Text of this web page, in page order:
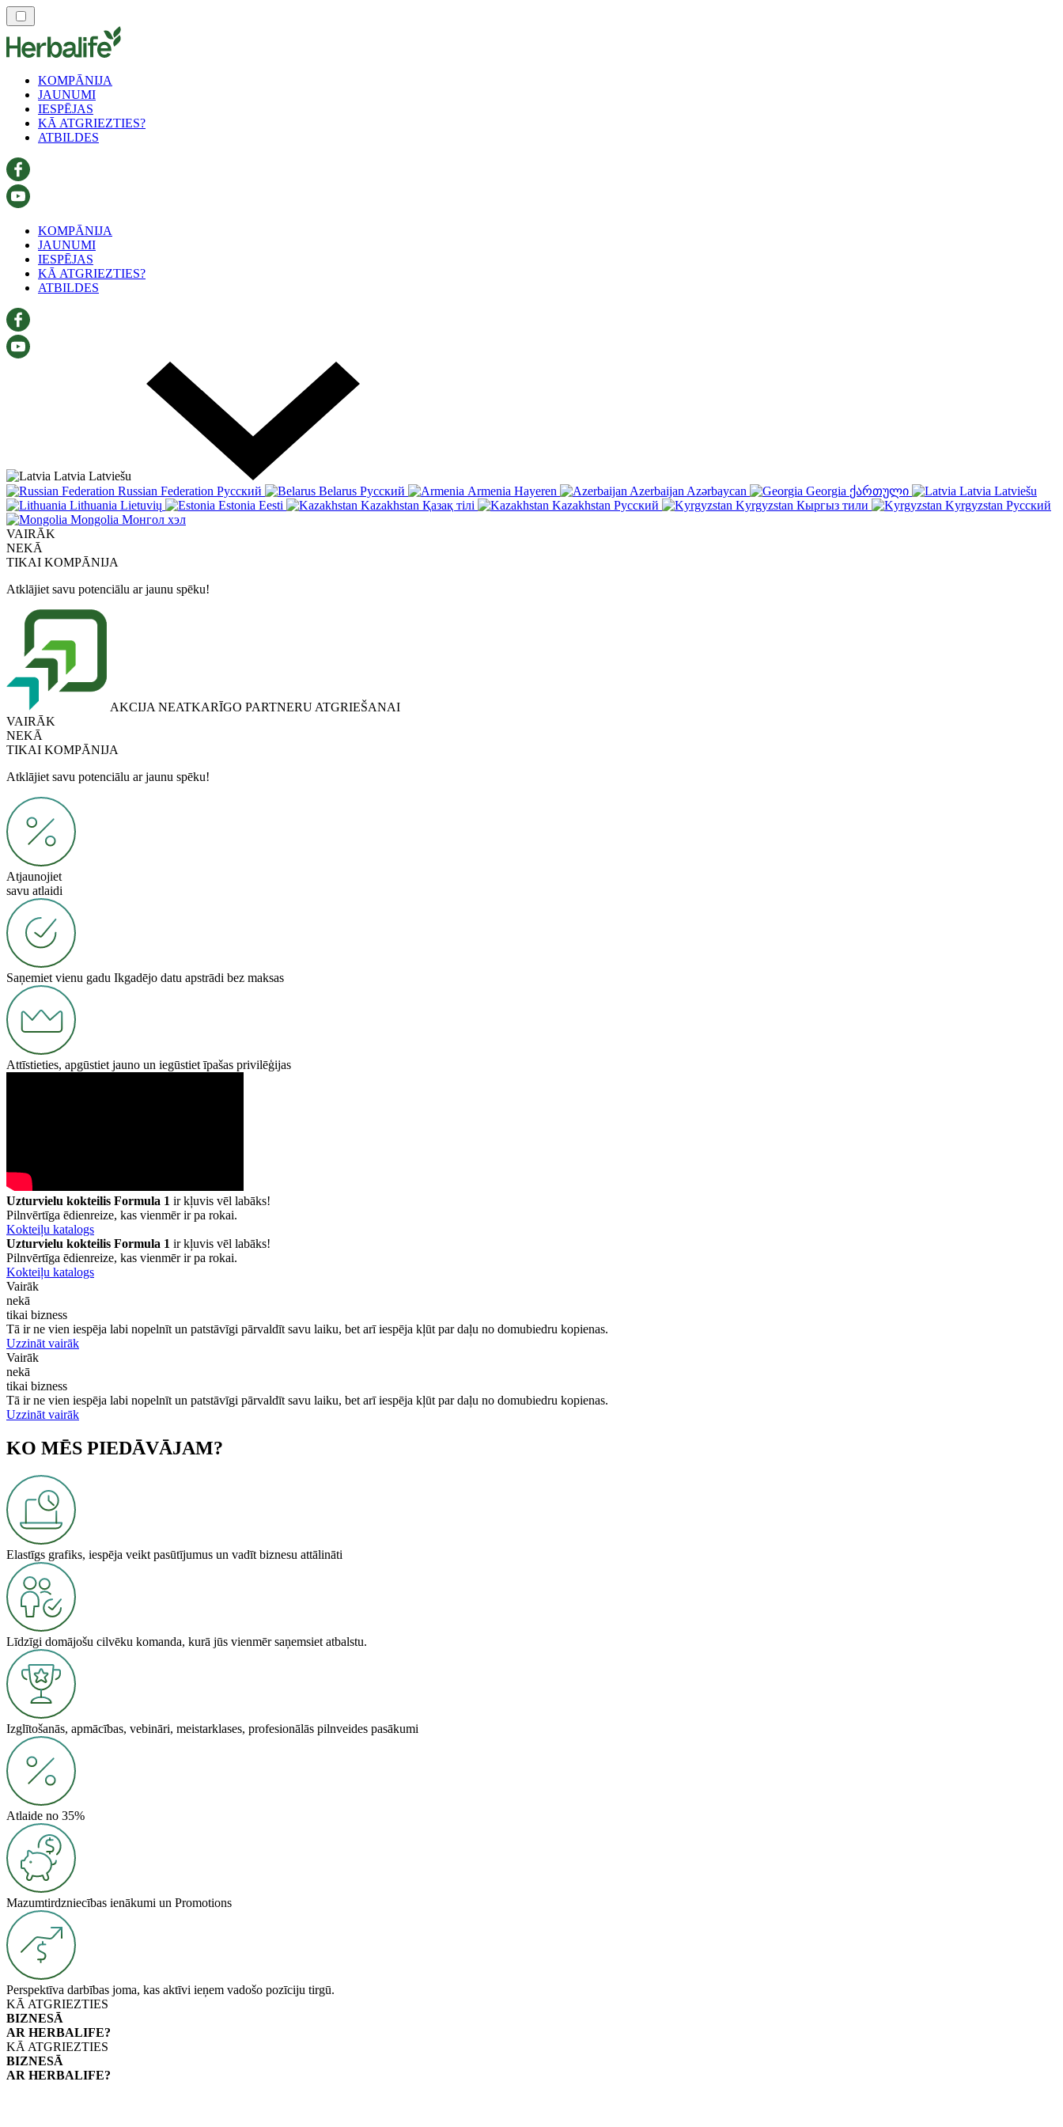
KOMPĀNIJA
JAUNUMI
IESPĒJAS
KĀ ATGRIEZTIES?
ATBILDES
KOMPĀNIJA
JAUNUMI
IESPĒJAS
KĀ ATGRIEZTIES?
ATBILDES
Latvia Latviešu
Russian Federation Русский Belarus Русский Armenia Hayeren Azerbaijan Azərbaycan Georgia ქართული Latvia Latviešu
Lithuania Lietuvių Estonia Eesti Kazakhstan Қазақ тілі Kazakhstan Русский Kyrgyzstan Кыргыз тили Kyrgyzstan Русский
Mongolia Монгол хэл
VAIRĀK
NEKĀ
TIKAI KOMPĀNIJA
Atklājiet savu potenciālu ar jaunu spēku!
AKCIJA NEATKARĪGO PARTNERU ATGRIEŠANAI
VAIRĀK
NEKĀ
TIKAI KOMPĀNIJA
Atklājiet savu potenciālu ar jaunu spēku!
Atjaunojiet
savu atlaidi
Saņemiet vienu gadu Ikgadējo datu apstrādi bez maksas
Attīstieties, apgūstiet jauno un iegūstiet īpašas privilēģijas
Uzturvielu kokteilis Formula 1 ir kļuvis vēl labāks!
Pilnvērtīga ēdienreize, kas vienmēr ir pa rokai.
Kokteiļu katalogs
Uzturvielu kokteilis Formula 1 ir kļuvis vēl labāks!
Pilnvērtīga ēdienreize, kas vienmēr ir pa rokai.
Kokteiļu katalogs
Vairāk
nekā
tikai bizness
Tā ir ne vien iespēja labi nopelnīt un patstāvīgi pārvaldīt savu laiku, bet arī iespēja kļūt par daļu no domubiedru kopienas.
Uzzināt vairāk
Vairāk
nekā
tikai bizness
Tā ir ne vien iespēja labi nopelnīt un patstāvīgi pārvaldīt savu laiku, bet arī iespēja kļūt par daļu no domubiedru kopienas.
Uzzināt vairāk
KO MĒS PIEDĀVĀJAM?
Elastīgs grafiks, iespēja veikt pasūtījumus un vadīt biznesu attālināti
Līdzīgi domājošu cilvēku komanda, kurā jūs vienmēr saņemsiet atbalstu.
Izglītošanās, apmācības, vebināri, meistarklases, profesionālās pilnveides pasākumi
Atlaide no 35%
Mazumtirdzniecības ienākumi un Promotions
Perspektīva darbības joma, kas aktīvi ieņem vadošo pozīciju tirgū.
KĀ ATGRIEZTIES
BIZNESĀ
AR HERBALIFE?
KĀ ATGRIEZTIES
BIZNESĀ
AR HERBALIFE?